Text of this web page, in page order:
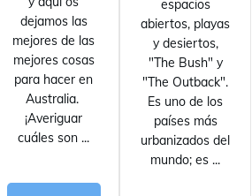
dejamos las
mejores de las
mejores cosas
para hacer en
Australia.
¡Averiguar
cuáles son ...
espacios
abiertos, playas
y desiertos,
"The Bush" y
"The Outback".
Es uno de los
países más
urbanizados del
mundo; es ...